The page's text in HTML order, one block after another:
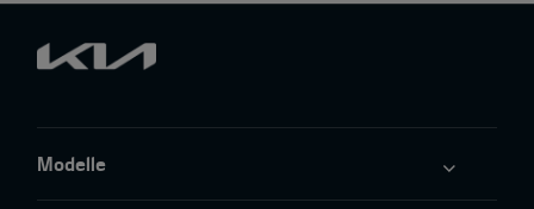
Modelle